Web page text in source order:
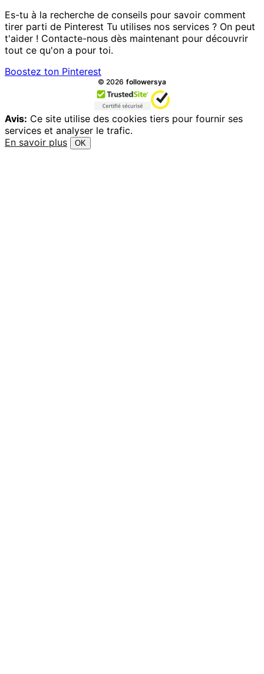
Es-tu à la recherche de conseils pour savoir comment
tirer parti de Pinterest Tu utilises nos services ? On peut
t'aider ! Contacte-nous dès maintenant pour découvrir
tout ce qu'on a pour toi.
Boostez ton Pinterest
Tous droits réservés.
© 2026 followersya
Avis: Ce site utilise des cookies tiers pour fournir ses
services et analyser le trafic.
En savoir plus
OK